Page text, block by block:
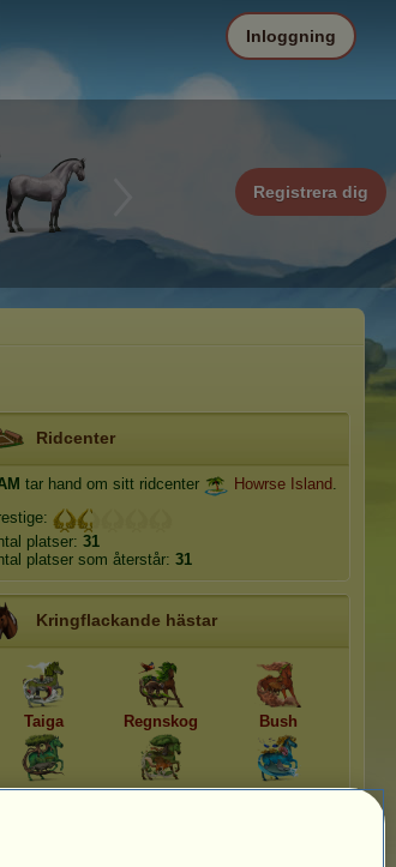
Registrera dig
Inloggning
Ridcenter
tar hand om sitt ridcenter Howrse Island.
platser: 31
platser som återstår: 31
Kringflackande hästar
Taiga Regnskog Bush
Skog Rev